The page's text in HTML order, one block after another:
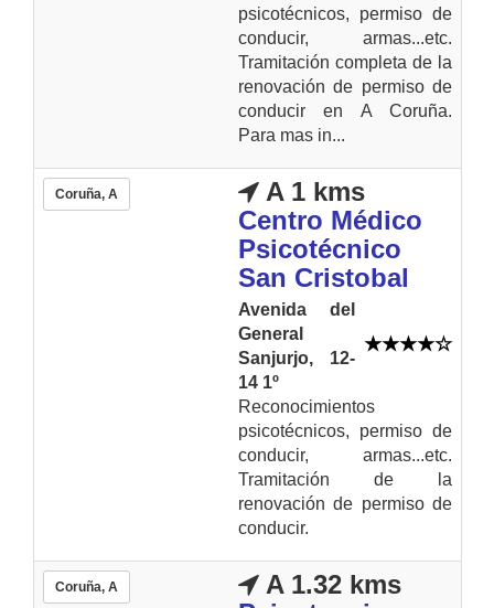
psicotécnicos, permiso de
conducir, armas...etc.
Tramitación completa de la
renovación de permiso de
conducir en A Coruña.
Para mas in...
Coruña, A
A 1 kms
Centro Médico
Psicotécnico
San Cristobal
Avenida del
General
Sanjurjo, 12-
14 1º
Reconocimientos
psicotécnicos, permiso de
conducir, armas...etc.
Tramitación de la
renovación de permiso de
conducir.
Coruña, A
A 1.32 kms